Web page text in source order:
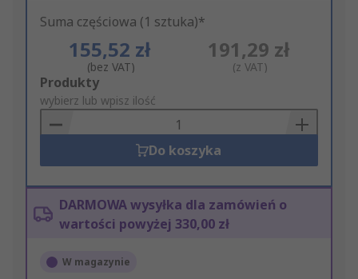
Suma częściowa (1 sztuka)*
155,52 zł
(bez VAT)
191,29 zł
(z VAT)
Add
to
Basket
Produkty
wybierz lub wpisz ilość
Do koszyka
DARMOWA wysyłka dla zamówień o
wartości powyżej 330,00 zł
W magazynie